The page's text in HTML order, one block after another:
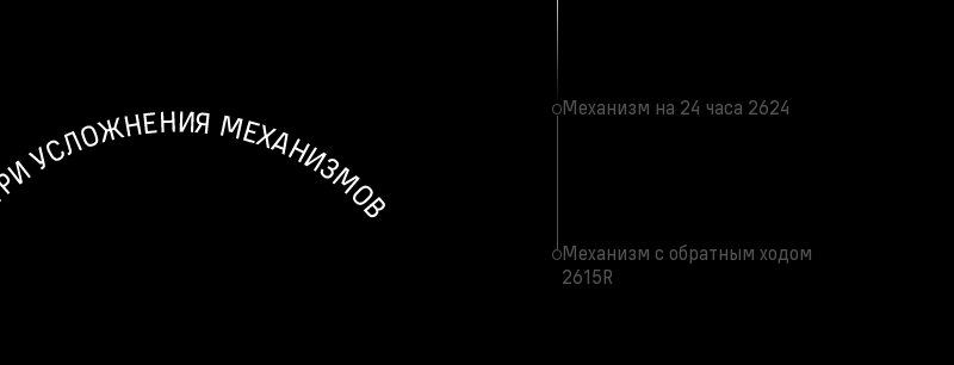
Механизм на 24 часа 2624
Механизм с обратным ходом
2615R